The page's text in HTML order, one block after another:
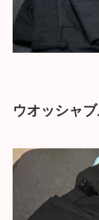
ウオッシャ